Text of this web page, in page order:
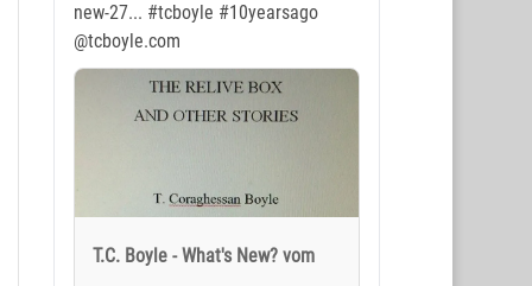
new-27... #tcboyle #10yearsago
@tcboyle.com
T.C. Boyle - What's New? vom